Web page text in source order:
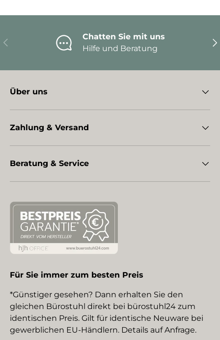
Vorherige
Chatten Sie mit uns
Hilfe und Beratung
Über uns
Zahlung & Versand
Beratung & Service
Für Sie immer zum besten Preis
*Günstiger gesehen? Dann erhalten Sie den
gleichen Bürostuhl direkt bei bürostuhl24 zum
identischen Preis. Gilt für identische Neuware bei
gewerblichen EU-Händlern. Details auf Anfrage.